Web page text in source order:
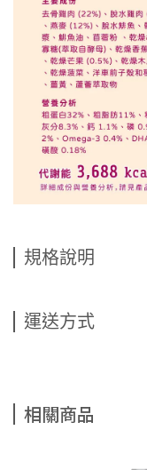
規格說明
運送方式
相關商品